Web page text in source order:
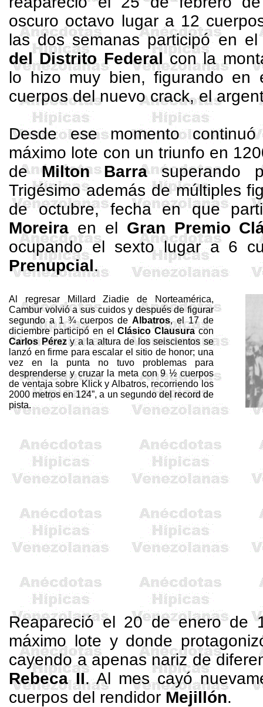
oscuro octavo lugar a 12
las dos semanas participó en
del Distrito Federalcon la
lo hizo muy bien, figurando en
cuerpos del nuevo crack, el
Desde ese momento
máximo lote con un triunfo en
deMilton Barrasuperando
Trigésimo además de múltiples
de octubre, fecha en que
Moreira en el Gran Premio
ocupando el sexto lugar a 6
Prenupcial.
Al regresar Millard Ziadie de Norteamérica,
Cambur volvió a sus cuidos y después de figurar
segundo a 1 ¾ cuerpos de Albatros, el 17 de
diciembre participó en elClá­sico Clausuracon
Carlos Pérezy a la altura de los seis­cientos se
lanzó en firme para escalar el sitio de honor; una
vez en la punta no tuvo problemas para
desprenderse y cruzar la meta con 9 ½ cuerpos
de ventaja sobreKlicky Albatros, recorriendo los
2000 metrosen124”, a un segundo del record de
pista.
Reapareció el 20 de enero de
máximo lote y donde
cayendo a apenas nariz de
Rebeca II. Al mes cayó
cuerpos del rendidor Mejillón.